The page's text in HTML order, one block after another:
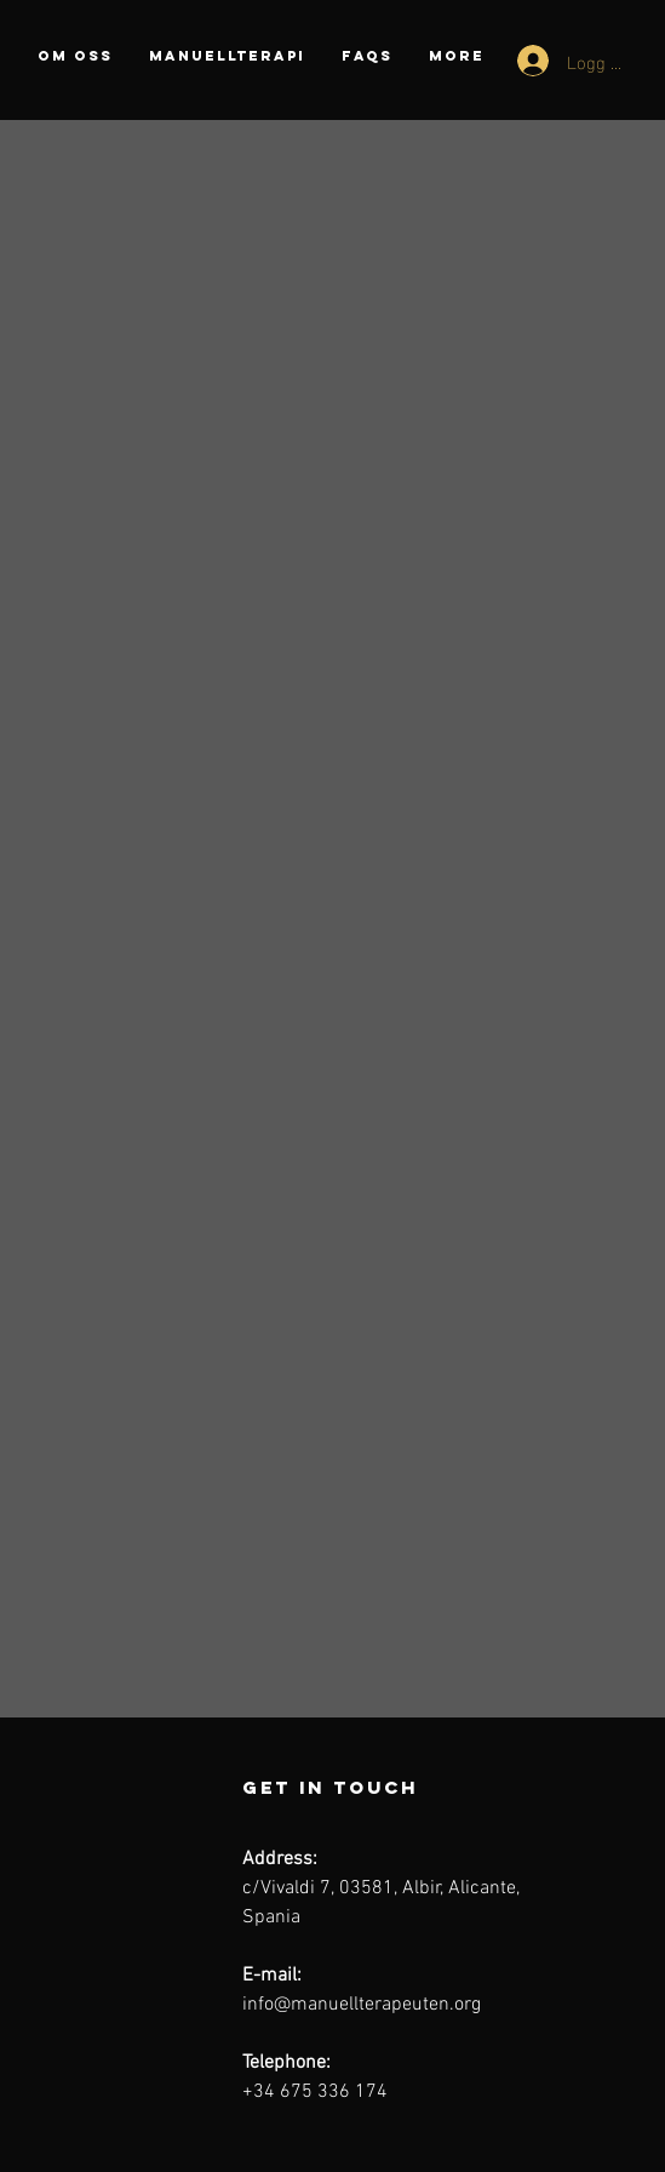
OM OSS MANUELLTERAPI FAQs More Logg inn
Get in touch
Address:
c/Vivaldi 7, 03581, Albir, Alicante,
Spania
E-mail:
info@manuellterapeuten.org
Telephone:
+34 675 336 174